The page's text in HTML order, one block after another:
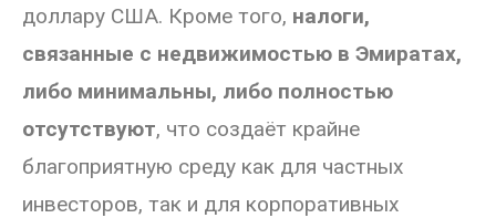
доллару США. Кроме того, налоги,
связанные с недвижимостью в Эмиратах,
либо минимальны, либо полностью
отсутствуют, что создаёт крайне
благоприятную среду как для частных
инвесторов, так и для корпоративных